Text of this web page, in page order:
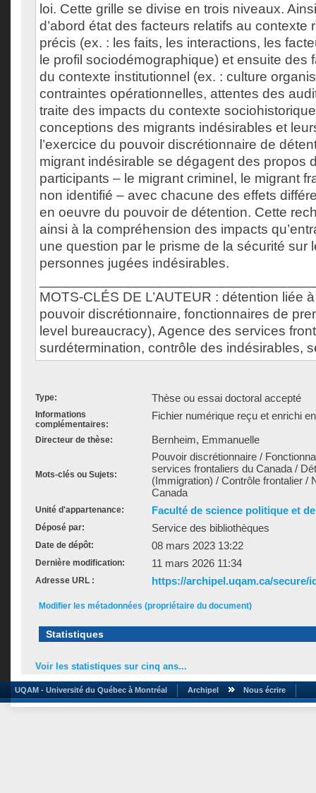
loi. Cette grille se divise en trois niveaux.
d’abord état des facteurs relatifs au contexte
précis (ex. : les faits, les interactions, les
le profil sociodémographique) et ensuite des
du contexte institutionnel (ex. : culture
contraintes opérationnelles, attentes des
traite des impacts du contexte
conceptions des migrants indésirables et
l’exercice du pouvoir discrétionnaire de
migrant indésirable se dégagent des propos
participants – le migrant criminel, le migrant
non identifié – avec chacune des effets
en oeuvre du pouvoir de détention. Cette
ainsi à la compréhension des impacts
une question par le prisme de la sécurité sur
personnes jugées indésirables.
MOTS-CLÉS DE L’AUTEUR : détention liée à
pouvoir discrétionnaire, fonctionnaires de
level bureaucracy), Agence des services
surdétermination, contrôle des indésirables,
Type: Thèse ou essai doctoral accepté
Informations
complémentaires:
Fichier numérique reçu et enrichi
Directeur de thèse: Bernheim, Emmanuelle
Mots-clés ou Sujets:
Pouvoir discrétionnaire /
services frontaliers du Canada /
(Immigration) / Contrôle frontalier /
Canada
Unité d'appartenance: Faculté de science politique et
Déposé par: Service des bibliothèques
Date de dépôt: 08 mars 2023 13:22
Dernière modification: 11 mars 2026 11:34
Adresse URL : https://archipel.uqam.ca/secure/
Modifier les métadonnées (propriétaire du document)
Statistiques
Voir les statistiques sur cinq ans...
UQAM - Université du Québec à Montréal Archipel Nous écrire